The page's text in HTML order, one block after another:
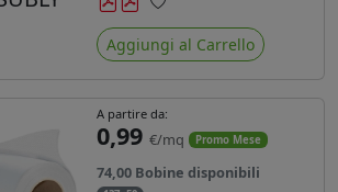
Preferiti
Aggiungi al Carrello
A partire da:
0,99 €/mq Promo Mese
74,00 Bobine disponibili